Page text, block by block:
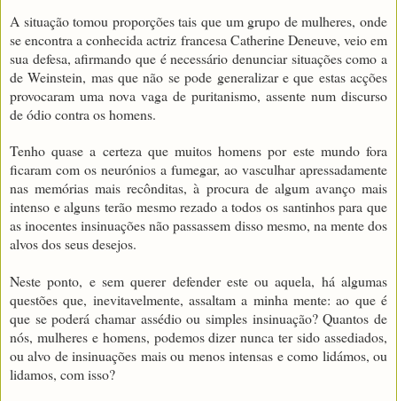
A situação tomou proporções tais que um grupo de mulheres, onde
se encontra a conhecida actriz francesa Catherine Deneuve, veio em
sua defesa, afirmando que é necessário denunciar situações como a
de Weinstein, mas que não se pode generalizar e que estas acções
provocaram uma nova vaga de puritanismo, assente num discurso
de ódio contra os homens.
Tenho quase a certeza que muitos homens por este mundo fora
ficaram com os neurónios a fumegar, ao vasculhar apressadamente
nas memórias mais recônditas, à procura de algum avanço mais
intenso ealguns terão mesmo rezado a todos os santinhos para que
as inocentes insinuações não passassem disso mesmo, na mente dos
alvos dos seus desejos.
Neste ponto, e sem querer defender este ou aquela, há algumas
questões que, inevitavelmente, assaltam a minha mente: ao que é
que se poderá chamar assédio ou simples insinuação? Quantos de
nós, mulheres e homens, podemos dizer nunca ter sido assediados,
ou alvo de insinuações mais ou menos intensas e como lidámos, ou
lidamos, com isso?